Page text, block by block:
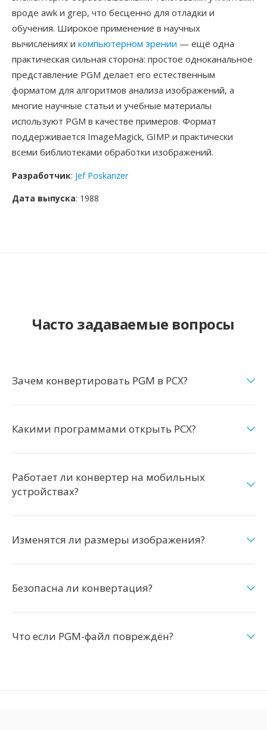
вроде awk и grep, что бесценно для отладки и
обучения. Широкое применение в научных
вычислениях и компьютерном зрении — ещё одна
практическая сильная сторона: простое одноканальное
представление PGM делает его естественным
форматом для алгоритмов анализа изображений, а
многие научные статьи и учебные материалы
используют PGM в качестве примеров. Формат
поддерживается ImageMagick, GIMP и практически
всеми библиотеками обработки изображений.
Разработчик: Jef Poskanzer
Дата выпуска: 1988
Часто задаваемые вопросы
Зачем конвертировать PGM в PCX?
Какими программами открыть PCX?
Работает ли конвертер на мобильных
устройствах?
Изменятся ли размеры изображения?
Безопасна ли конвертация?
Что если PGM-файл повреждён?